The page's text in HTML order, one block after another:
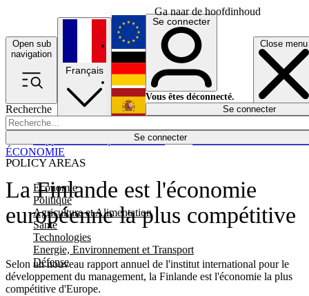
Ga naar de hoofdinhoud
Open sub
navigation
Close menu
Recherche
Se connecter
POLICY AREAS
Economie
Politique
Agriculture et Alimentation
Santé
Technologies
Energie, Environnement et Transport
Défense
Économie
Français
English
Deutsch
Español
Se connecter
Vous êtes déconnecté.
Se connecter
La Finlande est l'économie
européenne la plus compétitive
Selon un nouveau rapport annuel de l'institut international pour le
développement du management, la Finlande est l'économie la plus
compétitive d'Europe.
ÉCONOMIE